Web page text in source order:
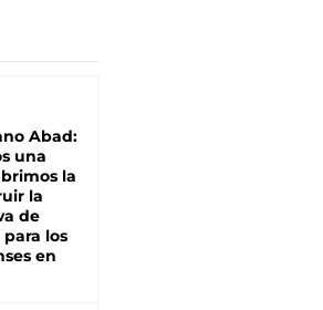
Abad:
una
la
la
de
los
en